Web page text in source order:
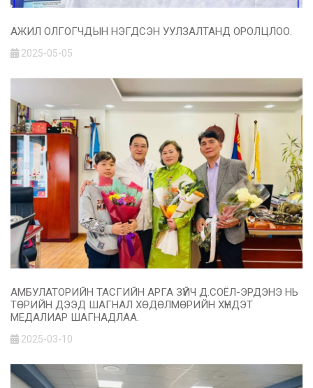
АЖИЛ ОЛГОГЧДЫН НЭГДСЭН УУЛЗАЛТАНД ОРОЛЦЛОО.
2025-05-05
АМБУЛАТОРИЙН ТАСГИЙН АРГА ЗҮЙЧ Д.СОЁЛ-ЭРДЭНЭ НЬ
ТӨРИЙН ДЭЭД ШАГНАЛ ХӨДӨЛМӨРИЙН ХҮНДЭТ
МЕДАЛИАР ШАГНАДЛАА.
2025-03-10